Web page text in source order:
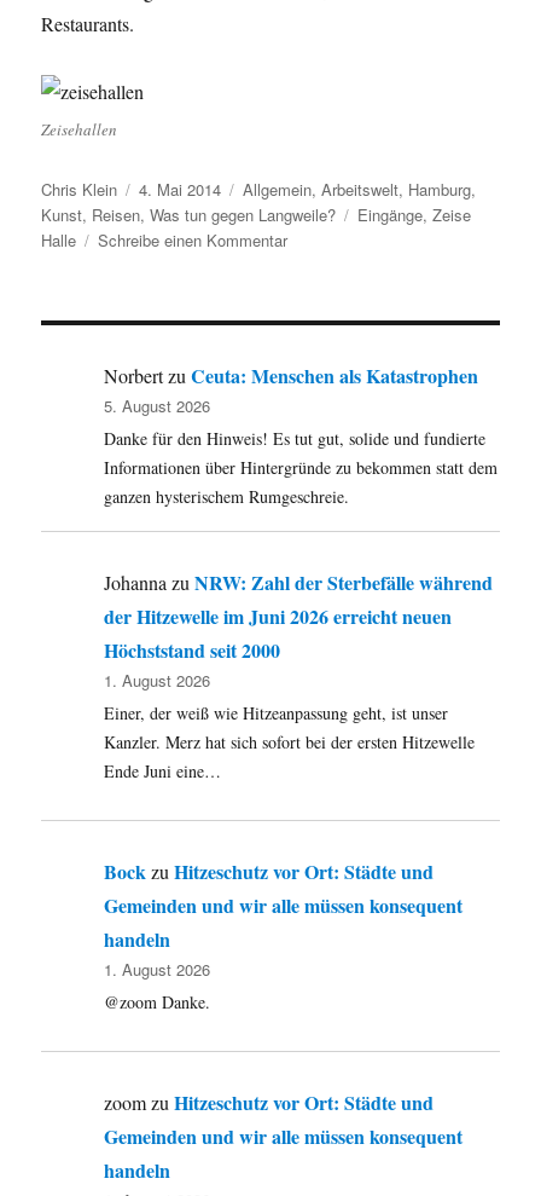
Restaurants.
Zeisehallen
Autor
Chris Klein
Veröffentlicht
am
4. Mai 2014 Kategorien
Allgemein,Arbeitswelt, Hamburg,
Kunst, Reisen,Was tun gegen Langweile? Schlagwörter
Eingänge,Zeise
Halle
Schreibe einen Kommentarzu
–
Hallen
in
NorbertzuCeuta: Menschen als Katastrophen
5. August 2026
Danke für den Hinweis! Es tut gut, solide und fundierte
Informationen über Hintergründe zu bekommen statt dem
ganzen hysterischem Rumgeschreie.
Johanna zuNRW: Zahl der Sterbefälle während
der Hitzewelle im Juni 2026 erreicht neuen
Höchststand seit 2000
1. August 2026
Einer, der weiß wie Hitzeanpassung geht, ist unser
Kanzler. Merz hat sich sofort bei der ersten Hitzewelle
Ende Juni eine…
BockzuHitzeschutz vor Ort: Städte und
Gemeinden und wir alle müssen konsequent
handeln
1. August 2026
@zoom Danke.
zoomzuHitzeschutz vor Ort: Städte und
Gemeinden und wir alle müssen konsequent
handeln